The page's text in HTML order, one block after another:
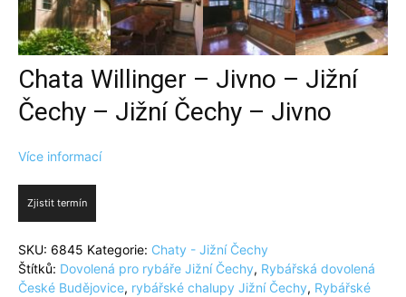
Chata Willinger – Jivno – Jižní
Čechy – Jižní Čechy – Jivno
Více informací
Zjistit termín
SKU: 6845 Kategorie: Chaty - Jižní Čechy
Štítků: Dovolená pro rybáře Jižní Čechy, Rybářská dovolená
České Budějovice, rybářské chalupy Jižní Čechy, Rybářské